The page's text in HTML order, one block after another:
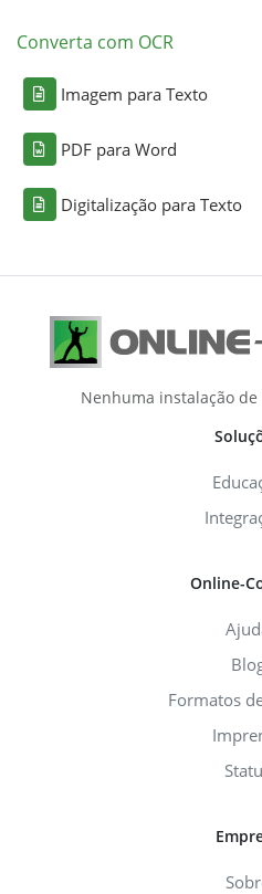
Converta com OCR
Imagem para Texto
PDF para Word
Digitalização para Texto
Nenhuma instalação
Online-
Formatos